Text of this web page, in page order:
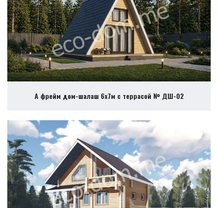
А фрейм дом-шалаш 6х7м с террасой № ДШ-02